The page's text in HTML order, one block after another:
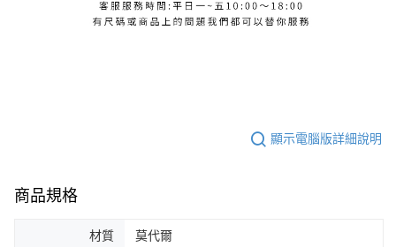
顯示電腦版詳細說明
商品規格
材質 莫代爾